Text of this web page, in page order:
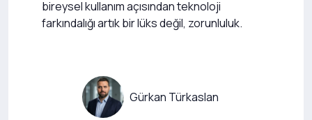
bireysel kullanım açısından teknoloji
farkındalığı artık bir lüks değil, zorunluluk.
Gürkan Türkaslan